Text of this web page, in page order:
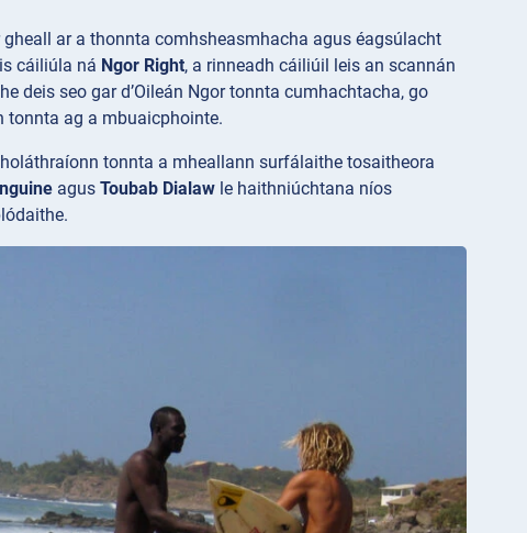
ar a thonnta comhsheasmhacha agus éagsúlacht
cáiliúla ná Ngor Right, a rinneadh cáiliúil leis an scannán
deis seo gar d’Oileán Ngor tonnta cumhachtacha, go
tonnta ag a mbuaicphointe.
tonnta a mheallann surfálaithe tosaitheora
agus Toubab Dialaw le haithniúchtana níos